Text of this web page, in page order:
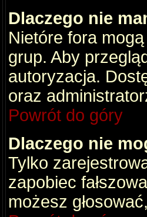
Dlaczego nie
Nietóre fora
grup. Aby
autoryzacja.
oraz
Powrót do góry
Dlaczego nie
Tylko
zapobiec
możesz